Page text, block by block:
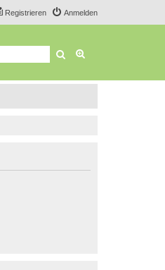
Anmelden
Registrieren
Suche